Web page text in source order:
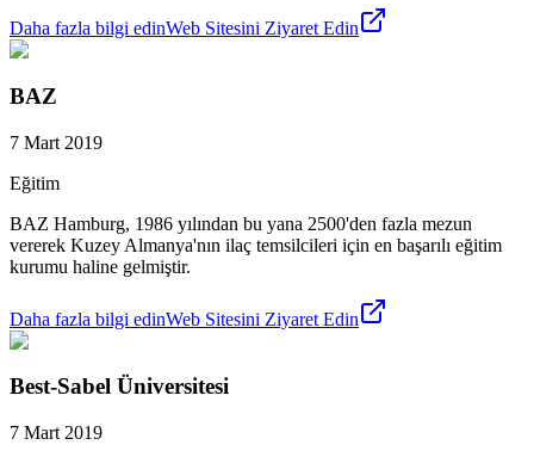
Daha fazla bilgi edinWeb Sitesini Ziyaret Edin
BAZ
7 Mart 2019
Eğitim
BAZ Hamburg, 1986 yılından bu yana 2500'den fazla mezun
vererek Kuzey Almanya'nın ilaç temsilcileri için en başarılı eğitim
kurumu haline gelmiştir.
Daha fazla bilgi edinWeb Sitesini Ziyaret Edin
Best-Sabel Üniversitesi
7 Mart 2019